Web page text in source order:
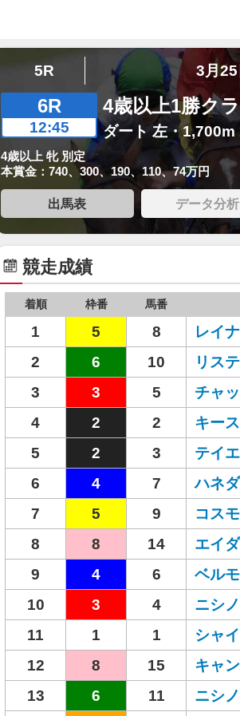
5R 3月25
6R
12:45
4歳以上1勝ク
ダート 左・1,700m
4歳以上 牝 別定
本賞金：740、300、190、110、74万円
出馬表 データ分析
競走成績
着順 枠番 馬番
1 5 8 レイ
2
6 10 リス
3
3 5 チャ
4
2 2 キー
5
2 3 テイ
6
4 7 ハネ
7
5 9 コス
8
8 14 エイ
9
4 6 ベル
10
3 4 ニシ
11
1 1 シャ
12
8 15 キャ
13
6 11 ニシ